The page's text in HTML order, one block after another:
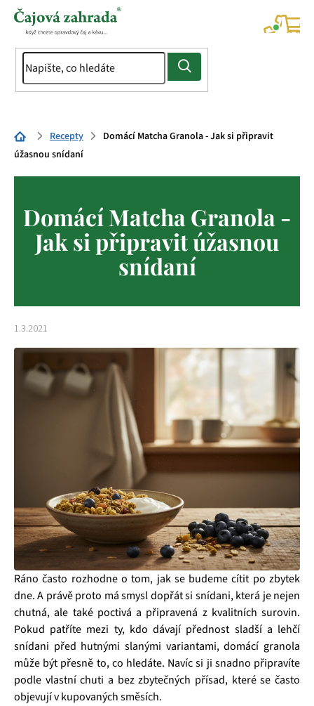
Přejít
Domů Recepty
Domácí Matcha Granola - Jak si připravit
úžasnou snídaní
Domácí Matcha Granola -
Jak si připravit úžasnou
snídaní
1.3.2021
Ráno často rozhodne o tom, jak se budeme cítit po zbytek
dne. A právě proto má smysl dopřát si snídani, která je nejen
chutná, ale také poctivá a připravená z kvalitních surovin.
Pokud patříte mezi ty, kdo dávají přednost sladší a lehčí
snídani před hutnými slanými variantami, domácí granola
může být přesně to, co hledáte. Navíc si ji snadno připravíte
podle vlastní chuti a bez zbytečných přísad, které se často
objevují v kupovaných směsích.